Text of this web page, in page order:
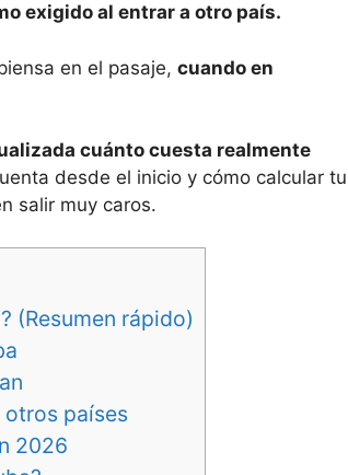
exigido al entrar a otro país.
en el pasaje, cuando en
cuánto cuesta realmente
desde el inicio y cómo calcular tu
salir muy caros.
(Resumen rápido)
países
2026